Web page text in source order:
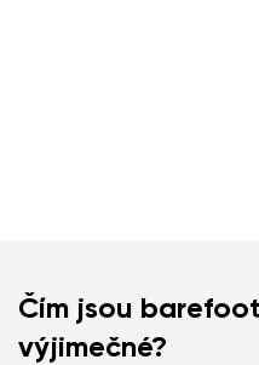
Čím jsou
výjimečné?